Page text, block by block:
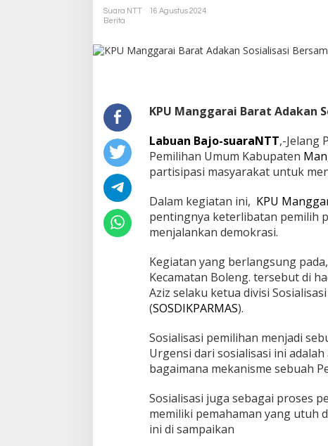
Suara NTT
16 Agustus 2024
Berita
KPU Manggarai Barat Adakan
Labuan Bajo-suaraNTT,-Jelang
Pemilihan Umum Kabupaten
partisipasi masyarakat untuk
Dalam kegiatan ini, KPU
pentingnya keterlibatan pemilih
menjalankan demokrasi.
Kegiatan yang berlangsung
Kecamatan Boleng. tersebut di
Aziz selaku ketua divisi
(SOSDIKPARMAS).
Sosialisasi pemilihan menjadi
Urgensi dari sosialisasi ini
bagaimana mekanisme sebuah
Sosialisasi juga sebagai proses
memiliki pemahaman yang utuh
ini di sampaikan